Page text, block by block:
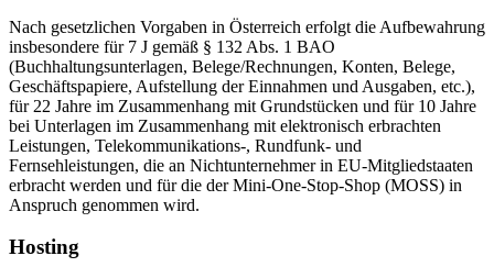
Nach gesetzlichen Vorgaben in Österreich erfolgt die Aufbewahrung
insbesondere für 7 J gemäß § 132 Abs. 1 BAO
(Buchhaltungsunterlagen, Belege/Rechnungen, Konten, Belege,
Geschäftspapiere, Aufstellung der Einnahmen und Ausgaben, etc.),
für 22 Jahre im Zusammenhang mit Grundstücken und für 10 Jahre
bei Unterlagen im Zusammenhang mit elektronisch erbrachten
Leistungen, Telekommunikations-, Rundfunk- und
Fernsehleistungen, die an Nichtunternehmer in EU-Mitgliedstaaten
erbracht werden und für die der Mini-One-Stop-Shop (MOSS) in
Anspruch genommen wird.
Hosting